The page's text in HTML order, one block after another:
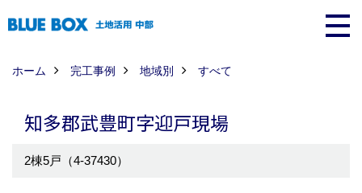
ホーム 完工事例 地域別 すべて
知多郡武豊町字迎戸現場
2棟5戸（4-37430）